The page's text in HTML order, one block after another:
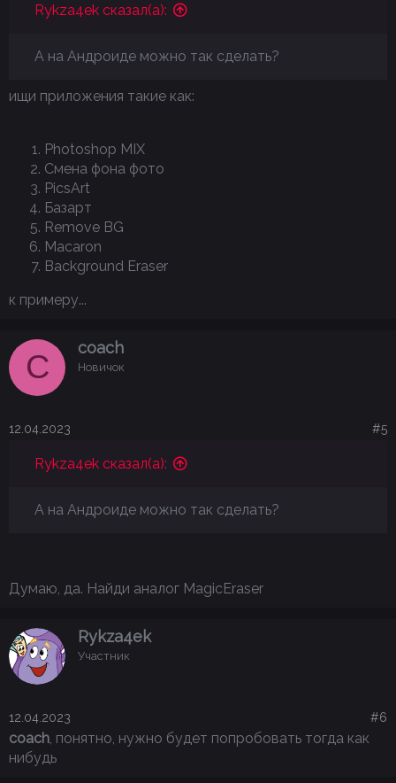
Rykza4ek сказал(а):
А на Андроиде можно так сделать?
ищи приложения такие как:
Photoshop MIX
Смена фона фото
PicsArt
Базарт
Remove BG
Macaron
Background Eraser
к примеру...
C
coach
Новичок
12.04.2023 #5
Rykza4ek сказал(а):
А на Андроиде можно так сделать?
Думаю, да. Найди аналог MagicEraser
Rykza4ek
Участник
12.04.2023 #6
coach , понятно, нужно будет попробовать тогда как
нибудь